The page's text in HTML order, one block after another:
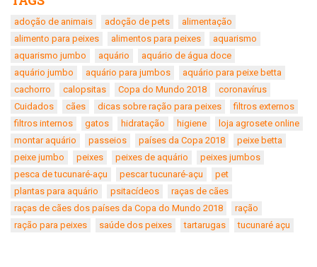
adoção de animais adoção de pets
alimentação
alimento para peixes
alimentos para peixes
aquarismo
aquarismo jumbo
aquário
aquário de água doce
aquário jumbo
aquário para jumbos
aquário para peixe betta
cachorro
calopsitas Copa do Mundo 2018
coronavírus
Cuidados
cães dicas sobre ração para peixes
filtros externos
filtros internos
gatos hidratação higiene
loja agrosete online
montar aquário
passeios países da Copa 2018
peixe betta
peixe jumbo
peixes peixes de aquário
peixes jumbos
pesca de tucunaré-açu
pescar tucunaré-açu
pet
plantas para aquário
psitacídeos
raças de cães
raças de cães dos países da Copa do Mundo 2018
ração
ração para peixes
saúde dos peixes tartarugas tucunaré açu